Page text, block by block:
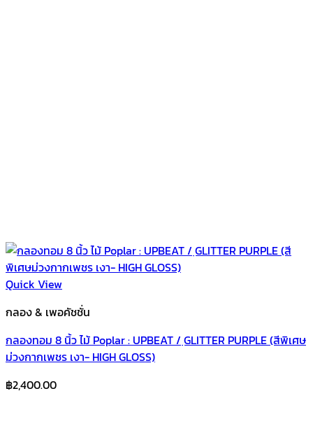
Quick View
กลอง & เพอคัชชั่น
กลองทอม 8 นิ้ว ไม้ Poplar : UPBEAT / ฺGLITTER PURPLE (สีพิเศษ
ม่วงกากเพชร เงา- HIGH GLOSS)
฿2,400.00